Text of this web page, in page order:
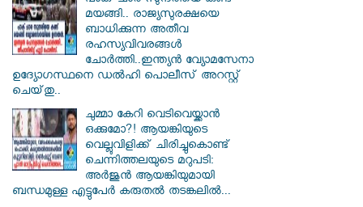
മയങ്ങി.. രാജ്യസുരക്ഷയെ
ബാധിക്കുന്ന അതീവ
രഹസ്യവിവരങ്ങൾ
ചോർത്തി..ഇന്ത്യൻ വ്യോമസേനാ
ഉദ്യോഗസ്ഥനെ ഡൽഹി പൊലീസ് അറസ്റ്റ്
ചെയ്‌തു..
ചുമ്മാ കേറി വെടിവെയ്ക്കാൻ
ഒക്കുമോ?! ആയങ്കിയുടെ
വെല്ലുവിളിക്ക് ചിരിച്ചുകൊണ്ട്
ചെന്നിത്തലയുടെ മറുപടി:
അർജുൻ ആയങ്കിയുമായി
ബന്ധമുള്ള എട്ടുപേർ കരുതൽ തടങ്കലിൽ...